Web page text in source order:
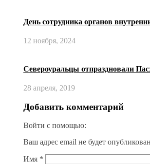
День сотрудника органов
12 ноября, 2024
Североуральцы отпраздновали
28 апреля, 2019
Добавить комментарий
Войти с помощью:
Ваш адрес email не будет
Имя *